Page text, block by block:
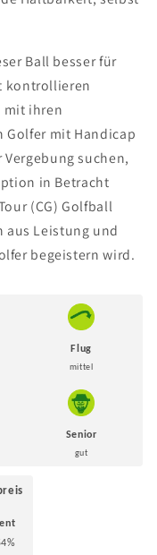
Ball besser für
kontrollieren
mit ihren
Golfer mit Handicap
suchen,
in Betracht
(CG) Golfball
aus Leistung und
begeistern wird.
Flug
mittel
Senior
gut